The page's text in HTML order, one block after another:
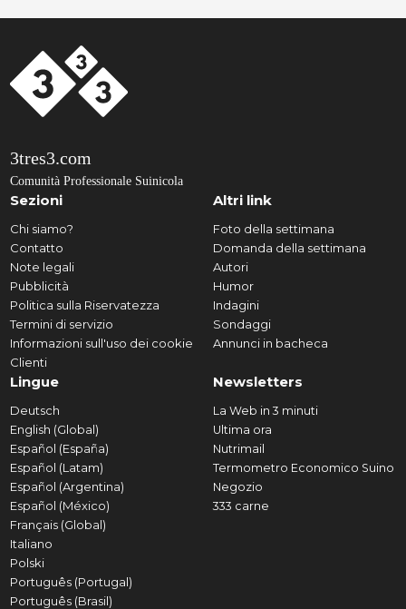
3tres3.com
Comunità Professionale Suinicola
Sezioni
Chi siamo?
Contatto
Note legali
Pubblicità
Politica sulla Riservatezza
Termini di servizio
Informazioni sull'uso dei cookie
Clienti
Altri link
Foto della settimana
Domanda della settimana
Autori
Humor
Indagini
Sondaggi
Annunci in bacheca
Lingue
Deutsch
English (Global)
Español (España)
Español (Latam)
Español (Argentina)
Español (México)
Français (Global)
Italiano
Polski
Português (Portugal)
Português (Brasil)
Newsletters
La Web in 3 minuti
Ultima ora
Nutrimail
Termometro Economico Suino
Negozio
333 carne